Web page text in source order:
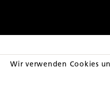
Wir verwenden Cookies